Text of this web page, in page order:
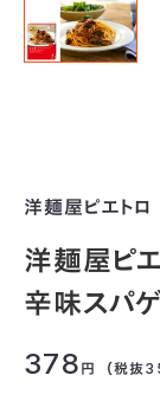
洋麺屋ピエトロ
洋麺屋ピ
辛味スパ
378 円 （税抜